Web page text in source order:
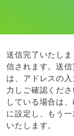
送信完了いたし
信されます。送信
は、 アドレスの
力しご確認くださ
している場合は、
に設定し、
もう
いたします。